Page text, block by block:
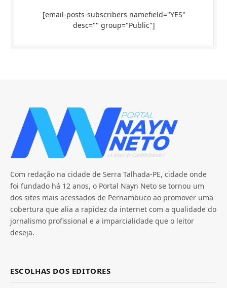
[email-posts-subscribers namefield="YES"
desc="" group="Public"]
Com redação na cidade de Serra Talhada-PE, cidade onde
foi fundado há 12 anos, o Portal Nayn Neto se tornou um
dos sites mais acessados de Pernambuco ao promover uma
cobertura que alia a rapidez da internet com a qualidade do
jornalismo profissional e a imparcialidade que o leitor
deseja.
ESCOLHAS DOS EDITORES